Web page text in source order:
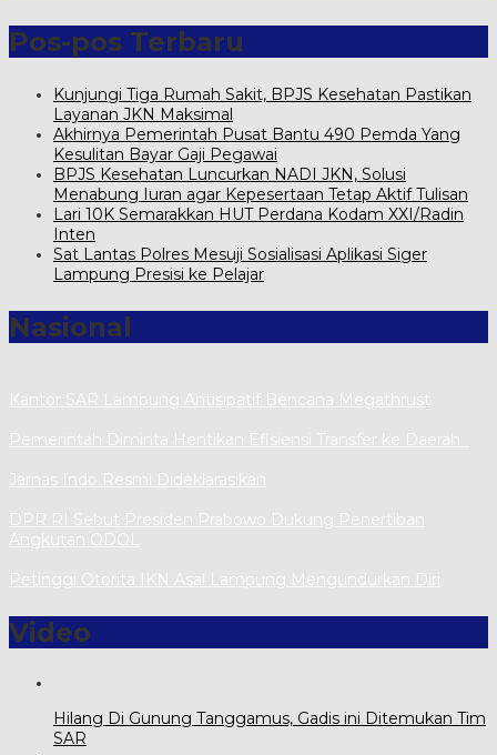
Pos-pos Terbaru
Kunjungi Tiga Rumah Sakit, BPJS Kesehatan Pastikan
Layanan JKN Maksimal
Akhirnya Pemerintah Pusat Bantu 490 Pemda Yang
Kesulitan Bayar Gaji Pegawai
BPJS Kesehatan Luncurkan NADI JKN, Solusi
Menabung Iuran agar Kepesertaan Tetap Aktif Tulisan
Lari 10K Semarakkan HUT Perdana Kodam XXI/Radin
Inten
Sat Lantas Polres Mesuji Sosialisasi Aplikasi Siger
Lampung Presisi ke Pelajar
Nasional
Kantor SAR Lampung Antisipatif Bencana Megathrust
Pemerintah Diminta Hentikan Efisiensi Transfer ke Daerah
Jarnas Indo Resmi Dideklarasikan
DPR RI Sebut Presiden Prabowo Dukung Penertiban
Angkutan ODOL
Petinggi Otorita IKN Asal Lampung Mengundurkan Diri
Video
Hilang Di Gunung Tanggamus, Gadis ini Ditemukan Tim
SAR